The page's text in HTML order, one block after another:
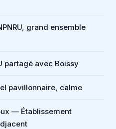
grand ensemble
partagé avec Boissy
pavillonnaire, calme
— Établissement